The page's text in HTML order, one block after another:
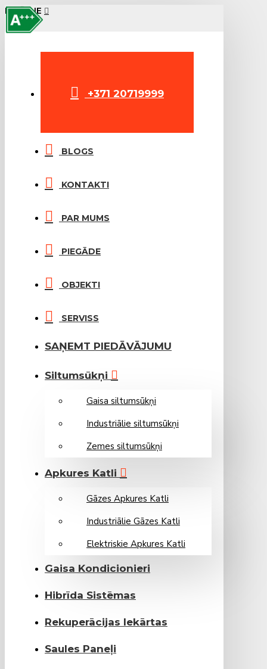
IZVĒLNE
+371 20719999
BLOGS
KONTAKTI
PAR MUMS
PIEGĀDE
OBJEKTI
SERVISS
SAŅEMT PIEDĀVĀJUMU
Siltumsūkņi
Gaisa siltumsūkņi
Industriālie siltumsūkņi
Zemes siltumsūkņi
Apkures Katli
Gāzes Apkures Katli
Industriālie Gāzes Katli
Elektriskie Apkures Katli
Gaisa Kondicionieri
Hibrīda Sistēmas
Rekuperācijas Iekārtas
Saules Paneļi
LABEL